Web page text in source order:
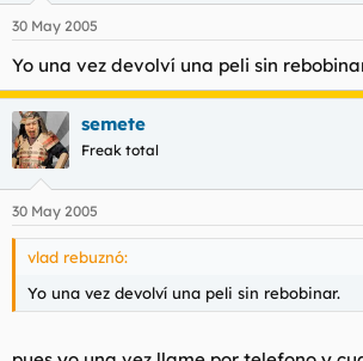
30 May 2005
Yo una vez devolví una peli sin
semete
Freak total
30 May 2005
vlad rebuznó:
Yo una vez devolví una peli sin rebobinar.